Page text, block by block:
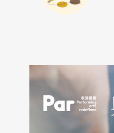
幾層。這種多層次的敘述